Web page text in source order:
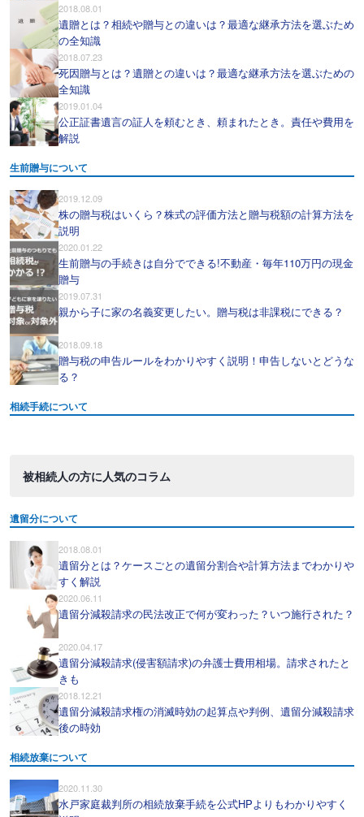
2018.08.01
遺贈とは？相続や贈与との違いは？最適な継承方法を選ぶため
の全知識
2018.07.23
死因贈与とは？遺贈との違いは？最適な継承方法を選ぶための
全知識
2019.01.04
公正証書遺言の証人を頼むとき、頼まれたとき。責任や費用を
解説
生前贈与について
2019.12.09
株の贈与税はいくら？株式の評価方法と贈与税額の計算方法を
説明
2020.01.22
生前贈与の手続きは自分でできる!不動産・毎年110万円の現金
贈与
2019.07.31
親から子に家の名義変更したい。贈与税は非課税にできる？
2018.09.18
贈与税の申告ルールをわかりやすく説明！申告しないとどうな
る？
相続手続について
被相続人の方に人気のコラム
遺留分について
2018.08.01
遺留分とは？ケースごとの遺留分割合や計算方法までわかりや
すく解説
2020.06.11
遺留分減殺請求の民法改正で何が変わった？いつ施行された？
2020.04.17
遺留分減殺請求(侵害額請求)の弁護士費用相場。請求されたと
きも
2018.12.21
遺留分減殺請求権の消滅時効の起算点や判例、遺留分減殺請求
後の時効
相続放棄について
2020.11.30
水戸家庭裁判所の相続放棄手続を公式HPよりもわかりやすく